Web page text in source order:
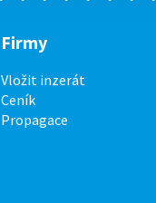
Firmy
Vložit inzerát
Ceník
Propagace